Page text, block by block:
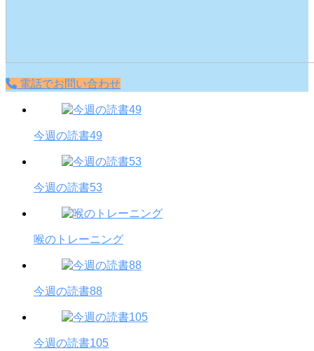
電話でお問い合わせ
今週の読書49
今週の読書53
喉のトレーニング
今週の読書88
今週の読書105